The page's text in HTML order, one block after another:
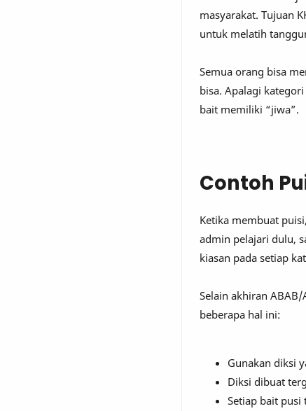
masyarakat. Tujuan
untuk melatih
Semua orang bisa
bisa. Apalagi
bait memiliki “jiwa”.
Contoh
Ketika membuat
admin pelajari dulu,
kiasan pada setiap
Selain akhiran
beberapa hal ini:
Gunakan diksi
Diksi dibuat
Setiap bait